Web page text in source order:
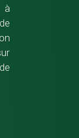
à